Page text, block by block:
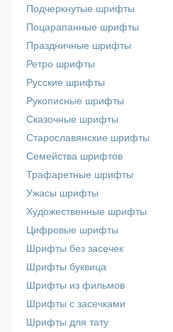
Подчеркнутые шрифты
Поцарапанные шрифты
Праздничные шрифты
Ретро шрифты
Русские шрифты
Рукописные шрифты
Сказочные шрифты
Старославянские шрифты
Семейства шрифтов
Трафаретные шрифты
Ужасы шрифты
Художественные шрифты
Цифровые шрифты
Шрифты без засечек
Шрифты буквица
Шрифты из фильмов
Шрифты с засечками
Шрифты для тату